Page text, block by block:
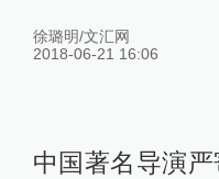
徐璐明/文汇网
2018-06-21 16:06
中国著名导演